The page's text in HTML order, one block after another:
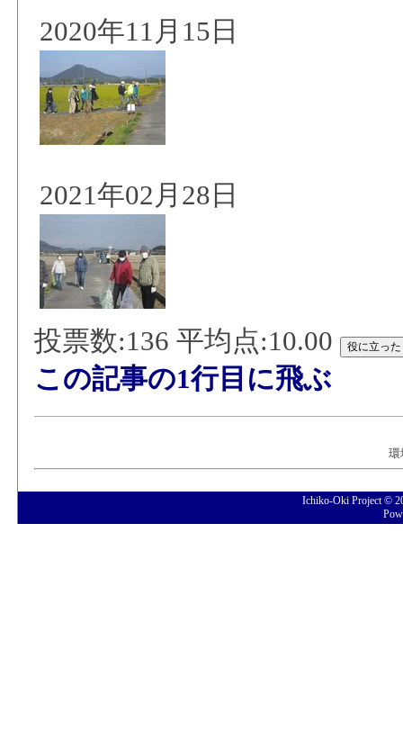
2020年11月15日
2021年02月28日
投票数:136 平均点:10.00
この記事の1行目に飛ぶ
環
Ichiko-Oki Project ©